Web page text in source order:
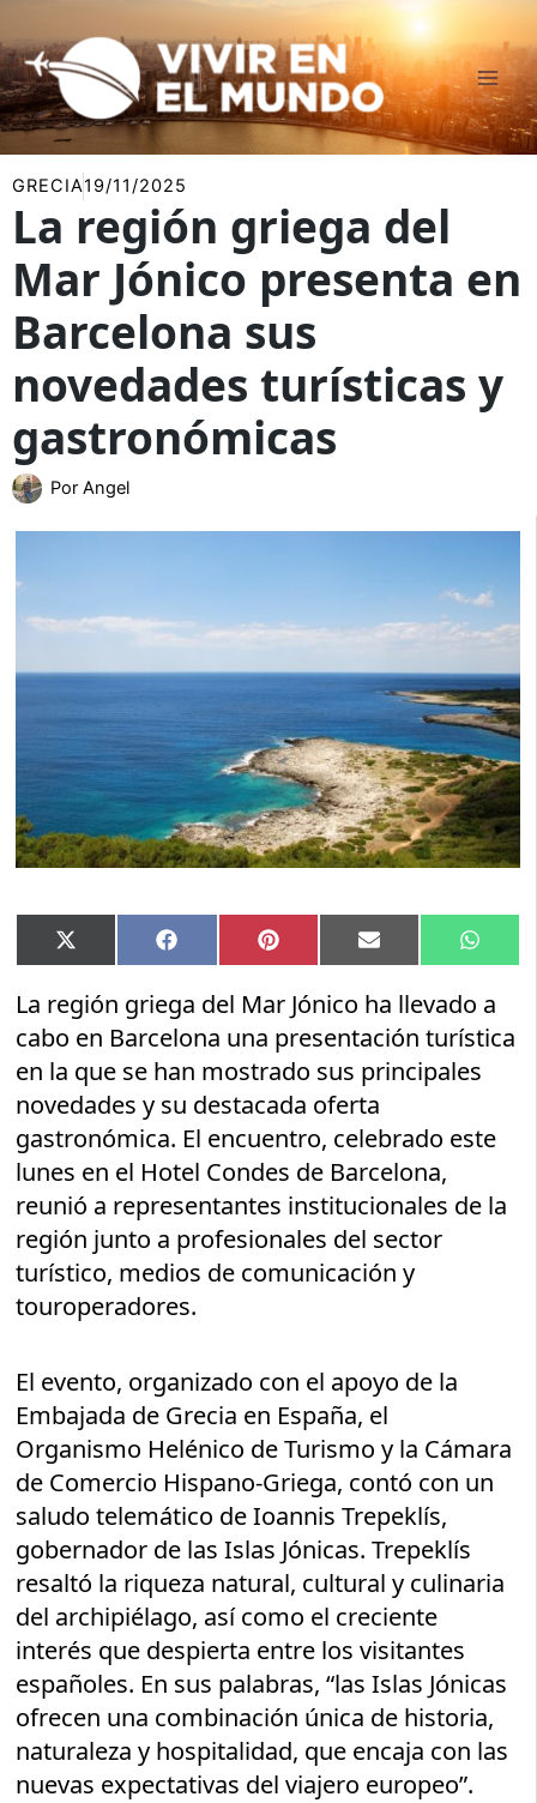
al
contenido
GRECIA19/11/2025
La región griega del
Mar Jónico presenta en
Barcelona sus
novedades turísticas y
gastronómicas
Por Angel
Compartir
en
X
(Twitter)
Compartir
en
Facebook Compartir
en
Pinterest Compartir
en
Email
en
La región griega del Mar Jónico ha llevado a
cabo en Barcelona una presentación turística
en la que se han mostrado sus principales
novedades y su destacada oferta
gastronómica. El encuentro, celebrado este
lunes en el Hotel Condes de Barcelona,
reunió a representantes institucionales de la
región junto a profesionales del sector
turístico, medios de comunicación y
touroperadores.
El evento, organizado con el apoyo de la
Embajada de Grecia en España, el
Organismo Helénico de Turismo y la Cámara
de Comercio Hispano-Griega, contó con un
saludo telemático de Ioannis Trepeklís,
gobernador de las Islas Jónicas. Trepeklís
resaltó la riqueza natural, cultural y culinaria
del archipiélago, así como el creciente
interés que despierta entre los visitantes
españoles. En sus palabras, “las Islas Jónicas
ofrecen una combinación única de historia,
naturaleza y hospitalidad, que encaja con las
nuevas expectativas del viajero europeo”.